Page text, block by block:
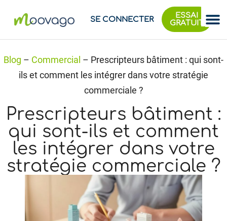
SE CONNECTER
ESSAI
GRATUIT
Blog – Commercial – Prescripteurs bâtiment : qui sont-
ils et comment les intégrer dans votre stratégie
commerciale ?
Prescripteurs bâtiment :
qui sont-ils et comment
les intégrer dans votre
stratégie commerciale ?